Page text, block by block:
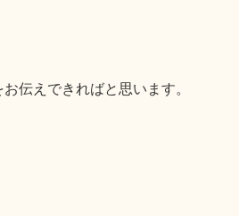
伝えできればと思います。